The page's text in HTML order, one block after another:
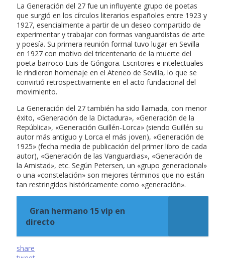
La Generación del 27 fue un influyente grupo de poetas
que surgió en los círculos literarios españoles entre 1923 y
1927, esencialmente a partir de un deseo compartido de
experimentar y trabajar con formas vanguardistas de arte
y poesía. Su primera reunión formal tuvo lugar en Sevilla
en 1927 con motivo del tricentenario de la muerte del
poeta barroco Luis de Góngora. Escritores e intelectuales
le rindieron homenaje en el Ateneo de Sevilla, lo que se
convirtió retrospectivamente en el acto fundacional del
movimiento.
La Generación del 27 también ha sido llamada, con menor
éxito, «Generación de la Dictadura», «Generación de la
República», «Generación Guillén-Lorca» (siendo Guillén su
autor más antiguo y Lorca el más joven), «Generación de
1925» (fecha media de publicación del primer libro de cada
autor), «Generación de las Vanguardias», «Generación de
la Amistad», etc. Según Petersen, un «grupo generacional»
o una «constelación» son mejores términos que no están
tan restringidos históricamente como «generación».
Gran hermano 15 vip en
directo
share